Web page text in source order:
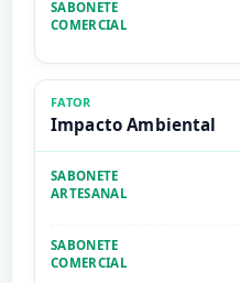
Impacto Ambiental